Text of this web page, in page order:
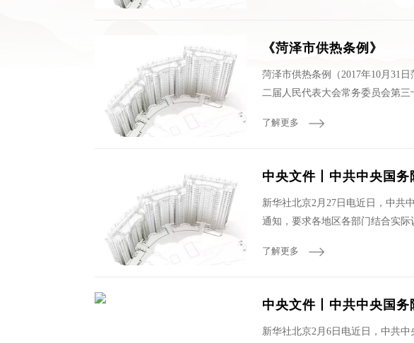
《菏泽市供热条例》
菏泽市供热条例（2017年10月31
二届人民代表大会常务委员会第
了解更多
中央文件丨中共中央国务
新华社北京2月27日电近日，中共
通知，要求各地区各部门结合实
了解更多
中央文件丨中共中央国务
新华社北京2月6日电近日，中共